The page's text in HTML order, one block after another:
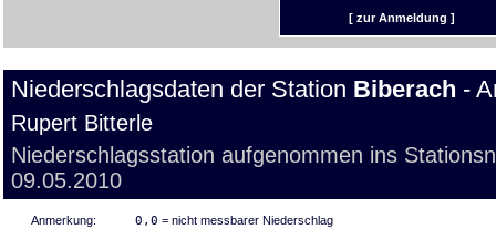
[ zur Anmeldung ]
Niederschlagsdaten der Station Biberach -
Rupert Bitterle
Niederschlagsstation aufgenommen ins
09.05.2010
Anmerkung: 0,0 = nicht messbarer Niederschlag